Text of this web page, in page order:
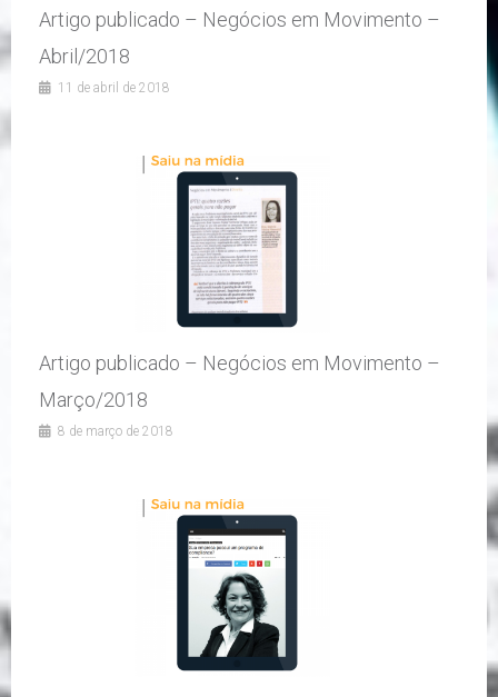
Artigo publicado – Negócios em Movimento –
Abril/2018
11 de abril de 2018
Artigo publicado – Negócios em Movimento –
Março/2018
8 de março de 2018